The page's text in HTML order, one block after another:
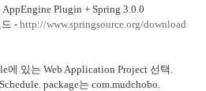
Plugin + Spring 3.0.0
- http://www.springsource.org/download
에 있는 Web Application Project 선택.
package는 com.mudchobo.